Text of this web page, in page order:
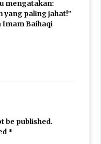
mengatakan:
yang paling jahat!”
Imam Baihaqi
be published.
*